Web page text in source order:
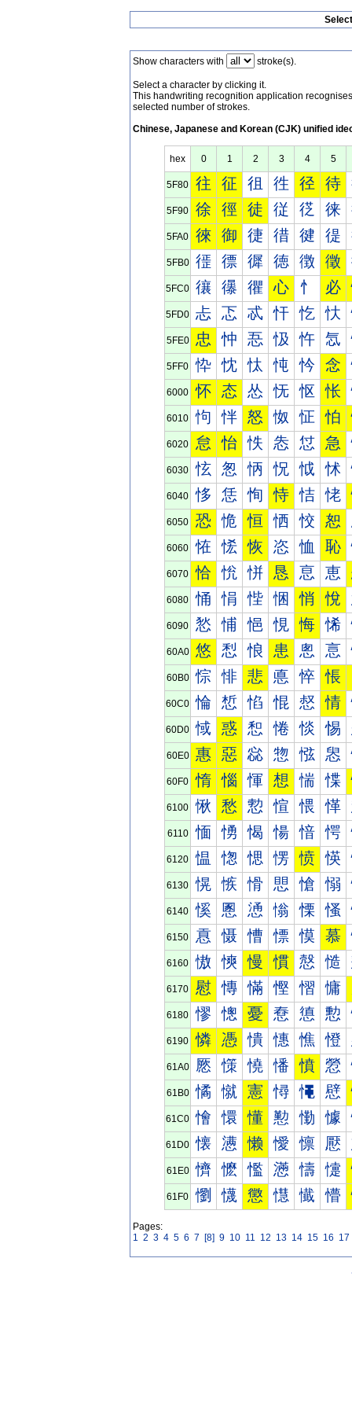
Show characters with stroke(s).
Select a character by clicking it.
This handwriting recognition application
selected number of strokes.
Chinese, Japanese and Korean (CJK) unified
hex 0 1 2 3 4 5
5F80 往 征 徂 徃 径 待
5F90 徐 徑 徒 従 徔 徕
5FA0 徠 御 徢 徣 徤 徥
5FB0 徰 徱 徲 徳 徴 徵
5FC0 忀 忁 忂 心 忄 必
5FD0 忐 忑 忒 忓 忔 忕
5FE0 忠 忡 忢 忣 忤 忥
5FF0 忰 忱 忲 忳 忴 念
6000 怀 态 怂 怃 怄 怅
6010 怐 怑 怒 怓 怔 怕
6020 怠 怡 怢 怣 怤 急
6030 怰 怱 怲 怳 怴 怵
6040 恀 恁 恂 恃 恄 恅
6050 恐 恑 恒 恓 恔 恕
6060 恠 恡 恢 恣 恤 恥
6070 恰 恱 恲 恳 恴 恵
6080 悀 悁 悂 悃 悄 悅
6090 悐 悑 悒 悓 悔 悕
60A0 悠 悡 悢 患 悤 悥
60B0 悰 悱 悲 悳 悴 悵
60C0 惀 惁 惂 惃 惄 情
60D0 惐 惑 惒 惓 惔 惕
60E0 惠 惡 惢 惣 惤 惥
60F0 惰 惱 惲 想 惴 惵
6100 愀 愁 愂 愃 愄 愅
6110 愐 愑 愒 愓 愔 愕
6120 愠 愡 愢 愣 愤 愥
6130 愰 愱 愲 愳 愴 愵
6140 慀 慁 慂 慃 慄 慅
6150 慐 慑 慒 慓 慔 慕
6160 慠 慡 慢 慣 慤 慥
6170 慰 慱 慲 慳 慴 慵
6180 憀 憁 憂 憃 憄 憅
6190 憐 憑 憒 憓 憔 憕
61A0 憠 憡 憢 憣 憤 憥
61B0 憰 憱 憲 憳 憴 憵
61C0 懀 懁 懂 懃 懄 懅
61D0 懐 懑 懒 懓 懔 懕
61E0 懠 懡 懢 懣 懤 懥
61F0 懰 懱 懲 懳 懴 懵
Pages:
1 2 3 4 5 6 7 [8] 9 10 11 12 13 14 15 16 17